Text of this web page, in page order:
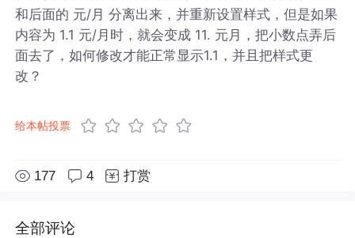
和后面的 元/月 分离出来，并重新设置样式，但是如果
内容为 1.1 元/月时，就会变成 11. 元月，把小数点弄后
面去了，如何修改才能正常显示1.1，并且把样式更
改？
给本帖投票
177 4 打赏
全部评论